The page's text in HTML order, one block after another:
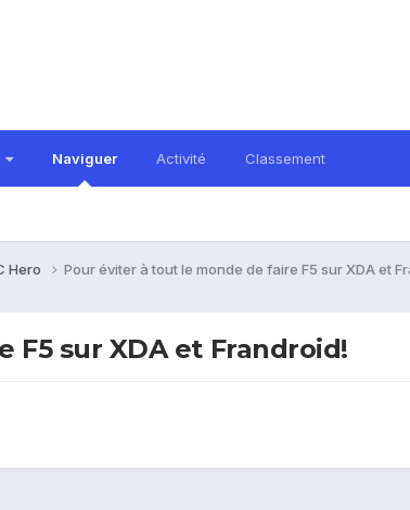
Naviguer Activité Classement
Hero Pour éviter à tout le monde de faire F5 sur XDA et
sur XDA et Frandroid!